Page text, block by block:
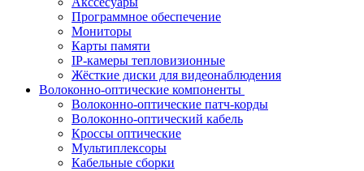
Программное обеспечение
Мониторы
Карты памяти
IP-камеры тепловизионные
Жёсткие диски для видеонаблюдения
Волоконно-оптические компоненты
Волоконно-оптические патч-корды
Волоконно-оптический кабель
Кроссы оптические
Мультиплексоры
Кабельные сборки